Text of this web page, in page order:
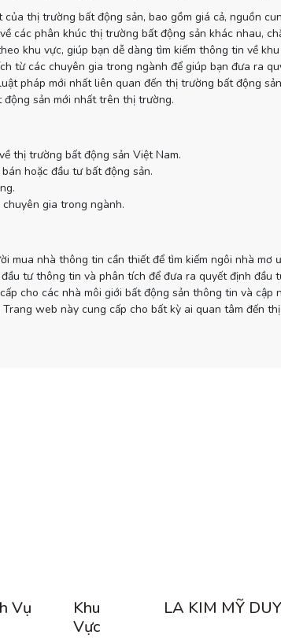
thị trường bất động sản, bao gồm giá cả, nguồn
các phân khúc thị trường bất động sản khác nhau,
khu vực, giúp bạn dễ dàng tìm kiếm thông tin về
từ các chuyên gia trong ngành để giúp bạn đưa ra
pháp mới nhất liên quan đến thị trường bất động
sản mới nhất trên thị trường.
thị trường bất động sản Việt Nam.
hoặc đầu tư bất động sản.
gia trong ngành.
mua nhà thông tin cần thiết để tìm kiếm ngôi nhà mơ
tư thông tin và phân tích để đưa ra quyết định đầu
cho các nhà môi giới bất động sản thông tin và
Trang web này cung cấp cho bất kỳ ai quan tâm đến
Vụ
Khu
Vực
LA KIM MỸ